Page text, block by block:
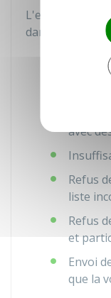
L'entreprise
dans les cas
avec
Refus
liste
Refus
et
Envoi
que la